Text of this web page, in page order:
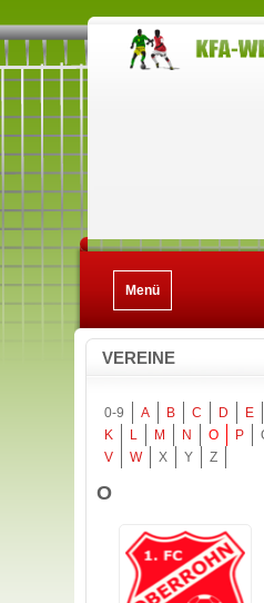
Menü
VEREINE
0-9 A B C D E
K
L M N O P
V
W X Y Z
O